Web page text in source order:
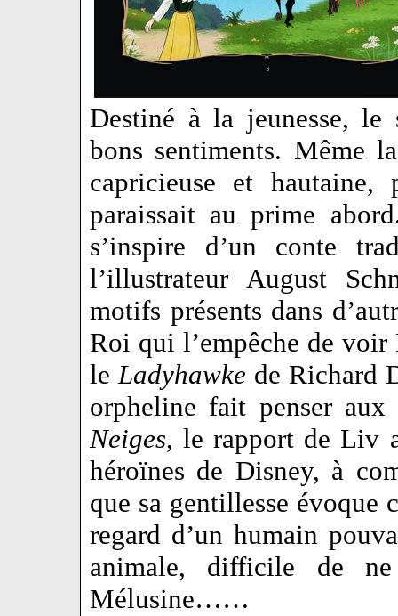
Destiné à la jeunesse,
bons sentiments. Même
capricieuse et
paraissait au prime
s’inspire d’un conte
l’illustrateur August
motifs présents dans
Roi qui l’empêche de
leLadyhawke de Richard
orpheline fait penser
Neiges, le rapport de Liv
héroïnes de Disney, à
que sa gentillesse évoque
regard d’un humain
animale, difficile de
Mélusine……